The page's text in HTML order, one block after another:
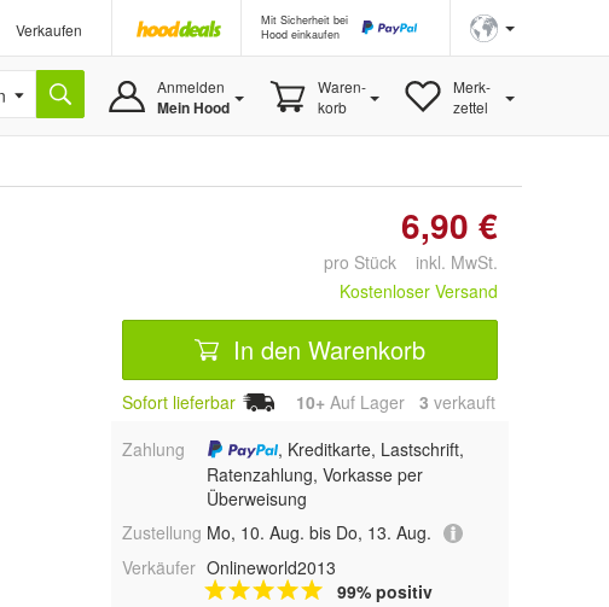
Verkaufen
Mit Sicherheit bei
Hood einkaufen
Anmelden
Mein Hood
Waren-
korb
Merk-
zettel
6,90 €
pro Stück inkl. MwSt.
Kostenloser Versand
In den Warenkorb
Sofort lieferbar 10+ Auf Lager 3 verkauft
Zahlung
, Kreditkarte, Lastschrift,
Ratenzahlung, Vorkasse per
Überweisung
Zustellung Mo, 10. Aug. bis Do, 13. Aug.
Verkäufer Onlineworld2013
99% positiv